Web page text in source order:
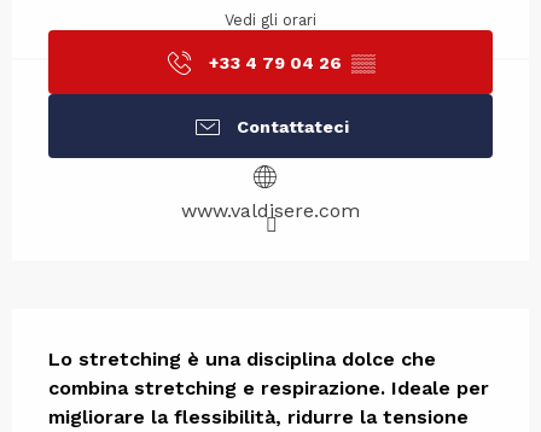
Vedi gli orari
+33 4 79 04 26 ▒▒
Contattateci
www.valdisere.com
Lo stretching è una disciplina dolce che
combina stretching e respirazione. Ideale per
migliorare la flessibilità, ridurre la tensione